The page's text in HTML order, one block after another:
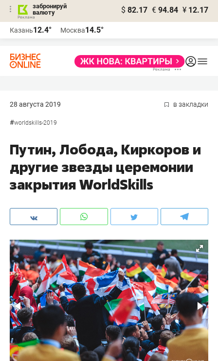
забронируй
валюту
$ 82.17 € 94.84 ¥ 12.17
Казань12.4° Москва14.5°
28 августа 2019 в закладки
#worldskills-2019
Путин, Лобода, Киркоров и
другие звезды церемонии
закрытия WorldSkills